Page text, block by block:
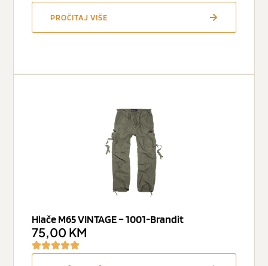
PROČITAJ VIŠE
Hlače M65 VINTAGE – 1001-Brandit
75,00 KM